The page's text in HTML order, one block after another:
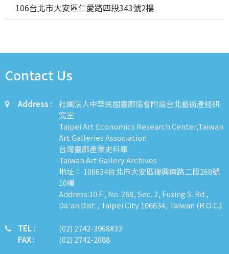
106台北市大安區仁愛路四段343號2樓
Contact Us
Address :
社團法人中華民國畫廊協會附設台北藝術產經研
究室
Taipei Art Economics Research Center,Taiwan
Art Galleries Association
台灣畫廊產業史料庫
Taiwan Art Gallery Archives
地址： 106634台北市大安區復興南路二段268號
10樓
Address:10 F., No. 268, Sec. 2, Fuxing S. Rd.,
Da'an Dist., Taipei City 106634, Taiwan (R.O.C.)
TEL :
FAX :
​​​​(02) 2742-3968#33
(02) 2742-2088